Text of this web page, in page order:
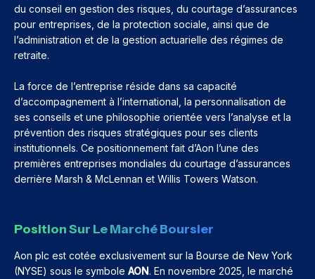
du conseil en gestion des risques, du courtage d’assurances
pour entreprises, de la protection sociale, ainsi que de
l’administration et de la gestion actuarielle des régimes de
retraite.
La force de l’entreprise réside dans sa capacité
d’accompagnement à l’international, la personnalisation de
ses conseils et une philosophie orientée vers l’analyse et la
prévention des risques stratégiques pour ses clients
institutionnels. Ce positionnement fait d’Aon l’une des
premières entreprises mondiales du courtage d’assurances
derrière Marsh & McLennan et Willis Towers Watson.
Position Sur Le Marché Boursier
Aon plc est cotée exclusivement sur la Bourse de New York
(NYSE) sous le symbole AON. En novembre 2025, le marché